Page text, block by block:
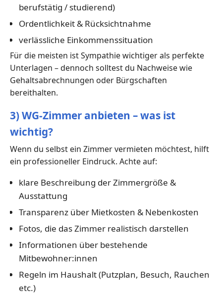
berufstätig / studierend)
Ordentlichkeit & Rücksichtnahme
verlässliche Einkommenssituation
Für die meisten ist Sympathie wichtiger als perfekte
Unterlagen – dennoch solltest du Nachweise wie
Gehaltsabrechnungen oder Bürgschaften
bereithalten.
3) WG-Zimmer anbieten – was ist
wichtig?
Wenn du selbst ein Zimmer vermieten möchtest, hilft
ein professioneller Eindruck. Achte auf:
klare Beschreibung der Zimmergröße &
Ausstattung
Transparenz über Mietkosten & Nebenkosten
Fotos, die das Zimmer realistisch darstellen
Informationen über bestehende
Mitbewohner:innen
Regeln im Haushalt (Putzplan, Besuch, Rauchen
etc.)